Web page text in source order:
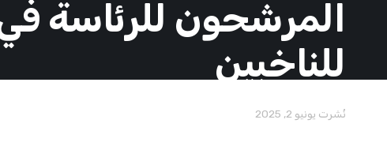
المرشحون للرئاسة في
للناخبين
نُشرت يونيو 2, 2025